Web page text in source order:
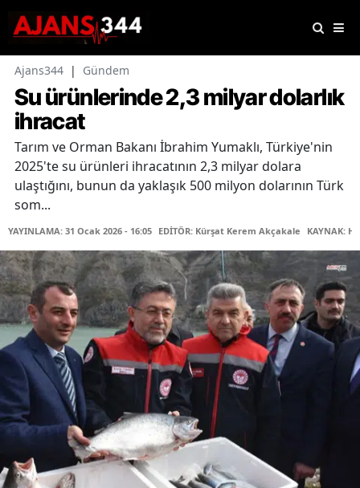
Ajans344 | Gündem
Su ürünlerinde 2,3 milyar dolarlık
ihracat
Tarım ve Orman Bakanı İbrahim Yumaklı, Türkiye'nin
2025'te su ürünleri ihracatının 2,3 milyar dolara
ulaştığını, bunun da yaklaşık 500 milyon dolarının Türk
som...
YAYINLAMA: 31 Ocak 2026 - 16:05 EDİTÖR: Kürşat Kerem Akçakale KAYNAK: